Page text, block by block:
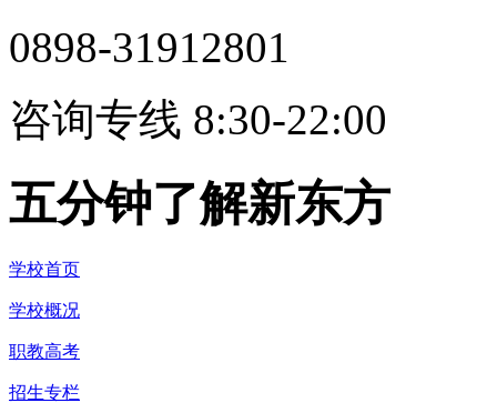
0898-31912801
咨询专线 8:30-22:00
五分钟了解新东方
学校首页
学校概况
职教高考
招生专栏